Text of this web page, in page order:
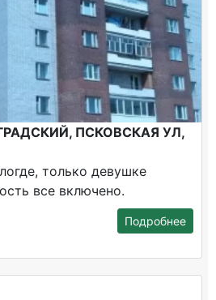
ПСКОВСКАЯ УЛ,
только девушке
все включено.
Подробнее